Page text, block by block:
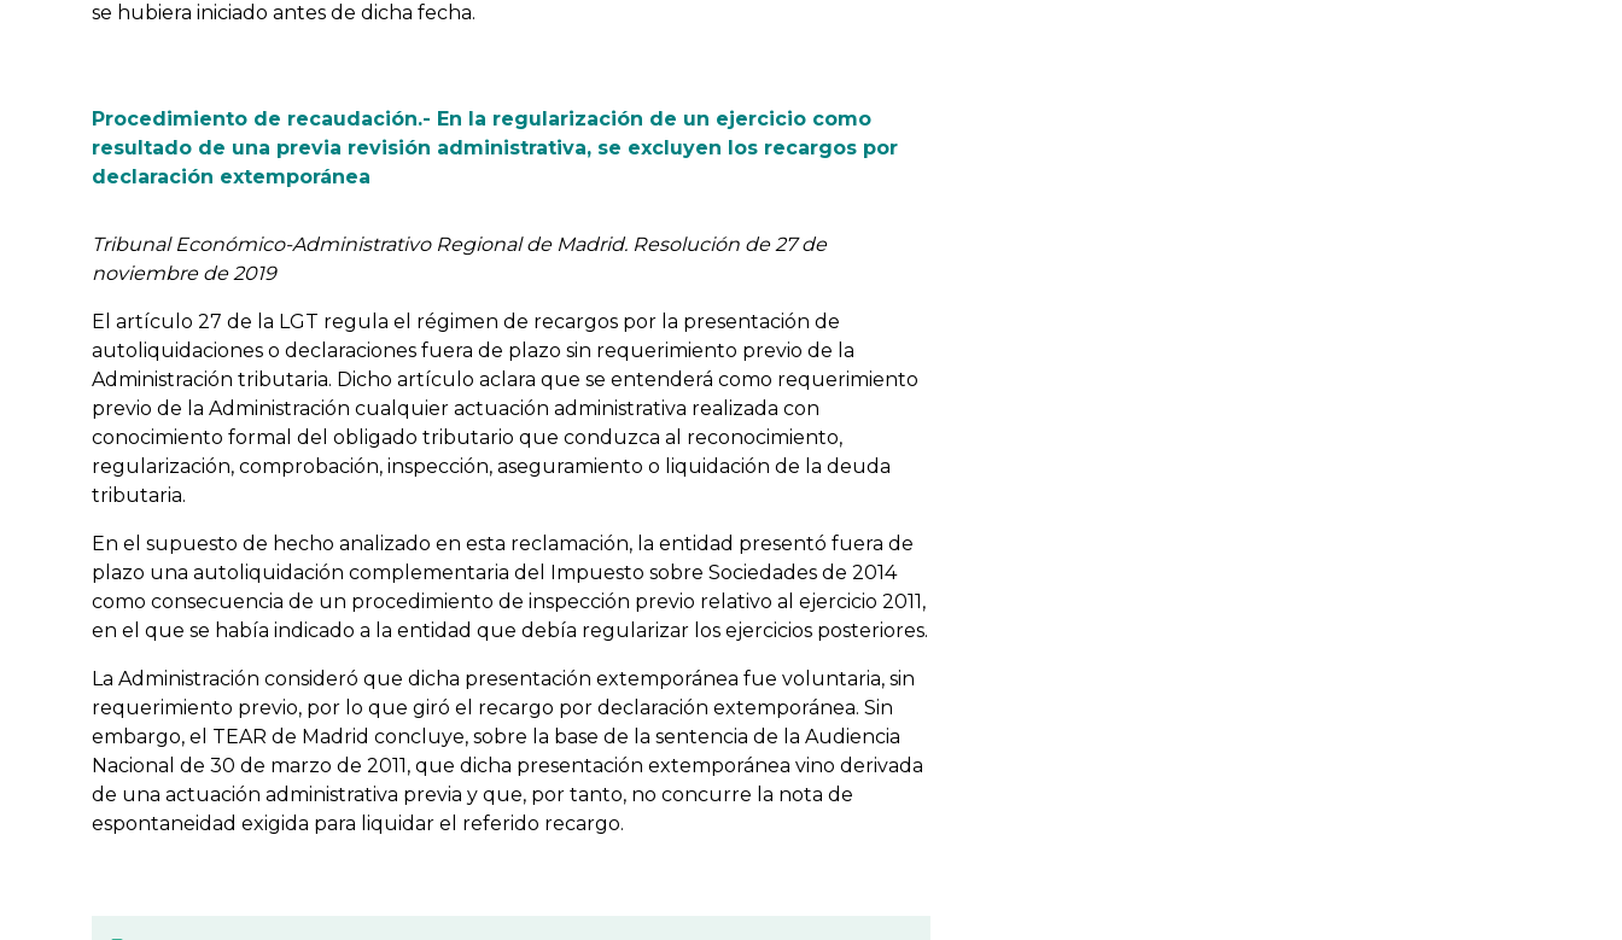
se hubiera iniciado antes de dicha fecha.
Procedimiento de recaudación.- En la regularización de un ejercicio como
resultado de una previa revisión administrativa, se excluyen los recargos por
declaración extemporánea
Tribunal Económico-Administrativo Regional de Madrid. Resolución de 27 de
noviembre de 2019
El artículo 27 de la LGT regula el régimen de recargos por la presentación de
autoliquidaciones o declaraciones fuera de plazo sin requerimiento previo de la
Administración tributaria. Dicho artículo aclara que se entenderá como requerimiento
previo de la Administración cualquier actuación administrativa realizada con
conocimiento formal del obligado tributario que conduzca al reconocimiento,
regularización, comprobación, inspección, aseguramiento o liquidación de la deuda
tributaria.
En el supuesto de hecho analizado en esta reclamación, la entidad presentó fuera de
plazo una autoliquidación complementaria del Impuesto sobre Sociedades de 2014
como consecuencia de un procedimiento de inspección previo relativo al ejercicio 2011,
en el que se había indicado a la entidad que debía regularizar los ejercicios posteriores.
La Administración consideró que dicha presentación extemporánea fue voluntaria, sin
requerimiento previo, por lo que giró el recargo por declaración extemporánea. Sin
embargo, el TEAR de Madrid concluye, sobre la base de la sentencia de la Audiencia
Nacional de 30 de marzo de 2011, que dicha presentación extemporánea vino derivada
de una actuación administrativa previa y que, por tanto, no concurre la nota de
espontaneidad exigida para liquidar el referido recargo.